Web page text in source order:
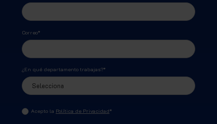
Correo*
¿En qué departamento trabajas?*
Acepto la Política de Privacidad*